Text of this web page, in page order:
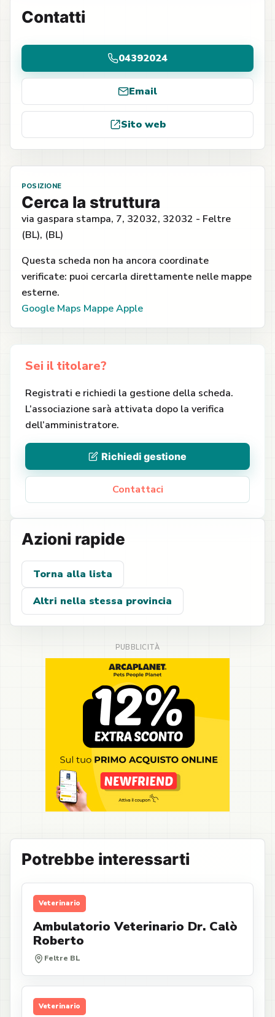
Contatti
04392024
Email
Sito web
POSIZIONE
Cerca la struttura
via gaspara stampa, 7, 32032, 32032 - Feltre
(BL), (BL)
Questa scheda non ha ancora coordinate
verificate: puoi cercarla direttamente nelle mappe
esterne.
Google Maps Mappe Apple
Sei il titolare?
Registrati e richiedi la gestione della scheda.
L’associazione sarà attivata dopo la verifica
dell’amministratore.
Richiedi gestione
Contattaci
Azioni rapide
Torna alla lista
Altri nella stessa provincia
Potrebbe interessarti
Veterinario
Ambulatorio Veterinario Dr. Calò
Roberto
Feltre BL
Veterinario